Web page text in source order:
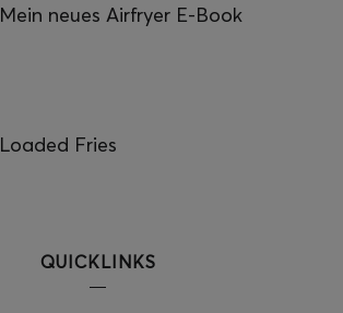
Mein neues Airfryer E-Book
Loaded Fries
QUICKLINKS